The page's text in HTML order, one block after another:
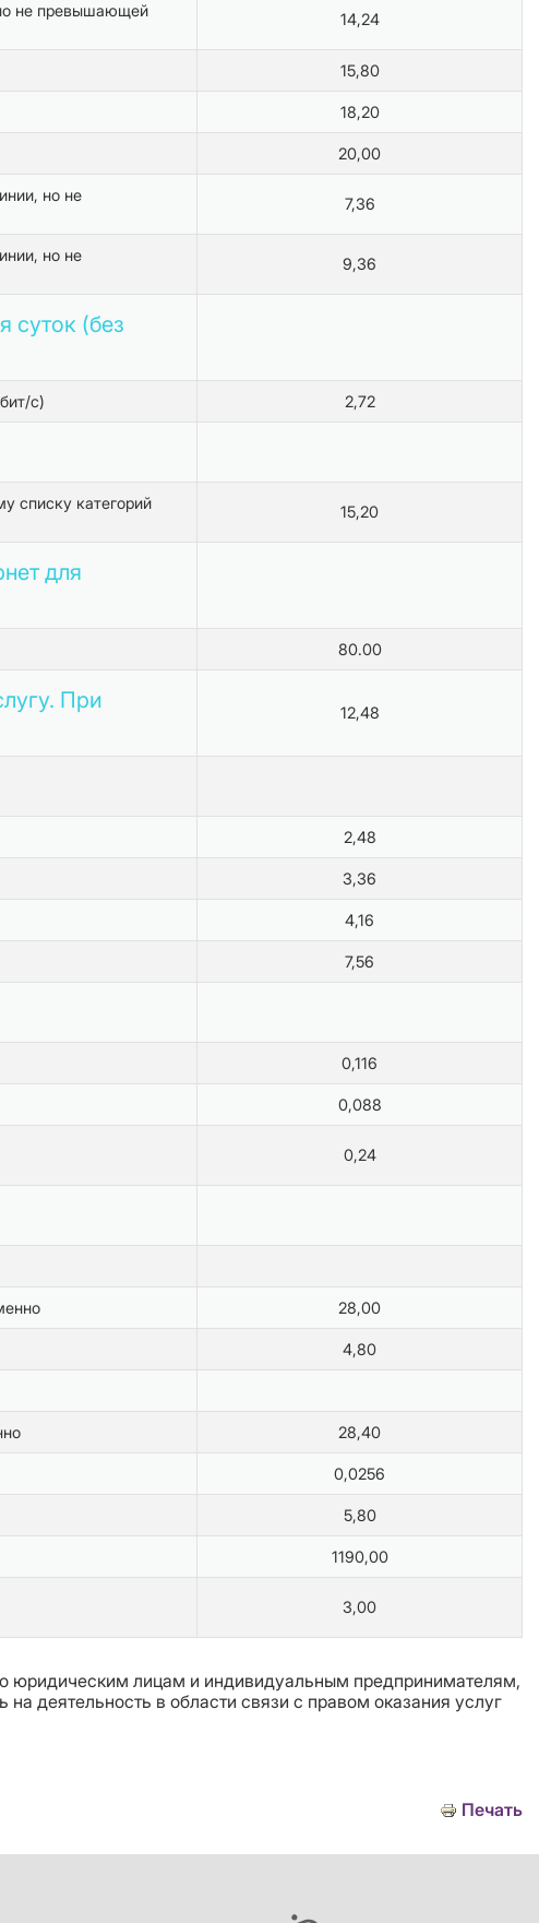
не превышающей
14,24
15,80
18,20
20,00
но не
7,36
но не
9,36
суток (без
с) 2,72
списку категорий
15,20
для
80.00
При
12,48
2,48
3,36
4,16
7,56
0,116
0,088
0,24
28,00
4,80
28,40
0,0256
5,80
1190,00
3,00
юридическим лицам и индивидуальным предпринимателям,
деятельность в области связи с правом оказания услуг
Печать